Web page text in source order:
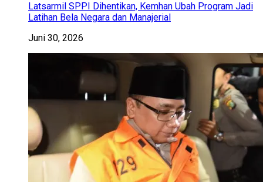
Latsarmil SPPI Dihentikan, Kemhan Ubah Program Jadi
Latihan Bela Negara dan Manajerial
Juni 30, 2026